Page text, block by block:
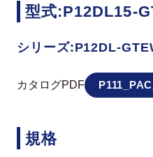
型式:P12DL15-
シリーズ:P12DL-
カタログPDF
規格